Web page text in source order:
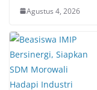
Agustus 4, 2026